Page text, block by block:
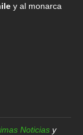
y al monarca
Noticias y